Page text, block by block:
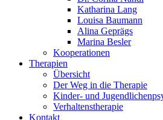
Katharina Lang
Louisa Baumann
Alina Geprägs
Marina Besler
Kooperationen
Therapien
Übersicht
Der Weg in die Therapie
Kinder- und
Verhaltenstherapie
Kontakt